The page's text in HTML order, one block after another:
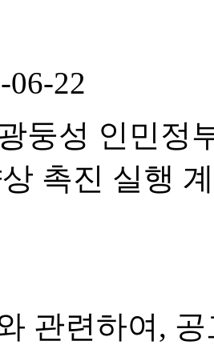
06-22
둥성 인민정
촉진 실행
관련하여,